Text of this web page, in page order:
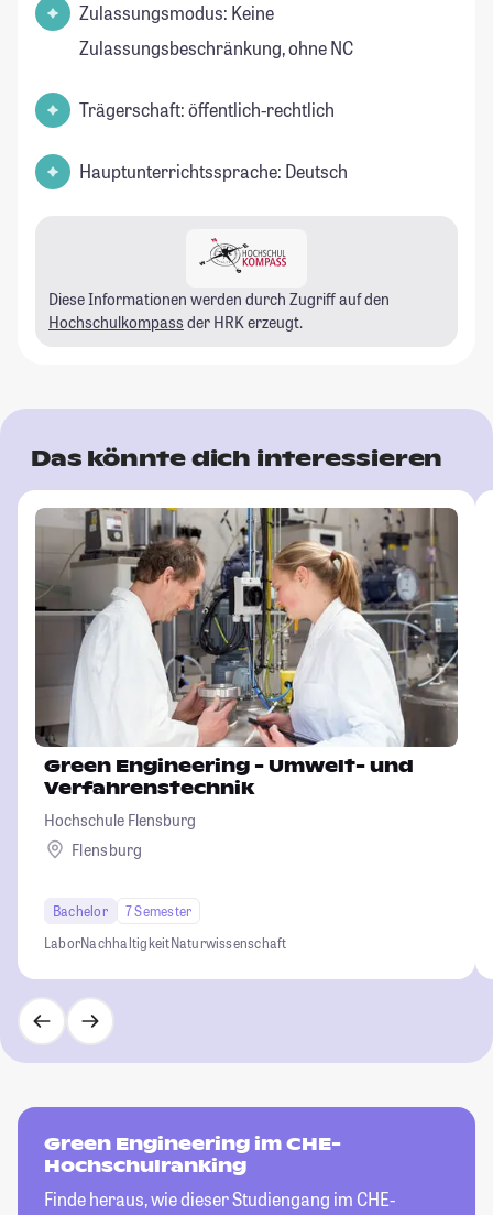
Zulassungsmodus: Keine
Zulassungsbeschränkung, ohne NC
Trägerschaft: öffentlich-rechtlich
Hauptunterrichtssprache: Deutsch
Diese Informationen werden durch Zugriff auf den
Hochschulkompass der HRK erzeugt.
Das könnte dich interessieren
Green Engineering - Umwelt- und
Verfahrenstechnik
Hochschule Flensburg
Flensburg
Bachelor
7 Semester
LaborNachhaltigkeitNaturwissenschaft
Green Engineering im CHE-
Hochschulranking
Finde heraus, wie dieser Studiengang im CHE-